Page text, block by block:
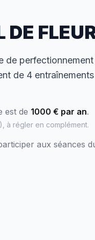
DE
de
de 4
est de 1000 € par an.
à régler en complément.
aux séances